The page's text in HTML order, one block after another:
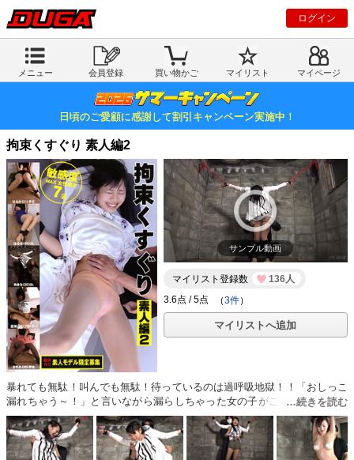
ログイン
メニュー 会員登録 買い物かご マイリスト マイページ
日頃のご愛顧に感謝して割引キャンペーン実施中！
拘束くすぐり 素人編2
サンプル動画
マイリスト登録数
136人
（3件）
マイリストへ追加
暴れても無駄！叫んでも無駄！待っているのは過呼吸地獄！！「おしっこ
漏れちゃう～！」と言いながら漏らしちゃった女の子がこの中に1名いま
す！脱ぎNGのモデルさんを集めてくすぐりました！敏感度MAXな女の子
ばっかりです！（くすぐり倶楽部） ※本編中に映像と音声のずれやノイ
ズが発生する箇所がありますが、オリジナル・マスターに起因するもので